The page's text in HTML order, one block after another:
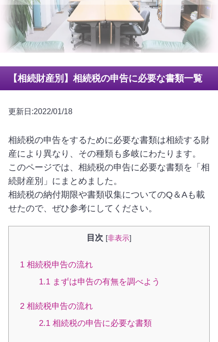
【相続財産別】相続税の申告に必要な書類一覧
更新日:2022/01/18
相続税の申告をするために必要な書類は相続する財
産により異なり、その種類も多岐にわたります。
このページでは、相続税の申告に必要な書類を「相
続財産別」にまとめました。
相続税の納付期限や書類収集についてのQ＆Aも載
せたので、ぜひ参考にしてください。
目次 [非表示]
1 相続税申告の流れ
1.1 まずは申告の有無を調べよう
2 相続税申告の流れ
2.1 相続税の申告に必要な書類